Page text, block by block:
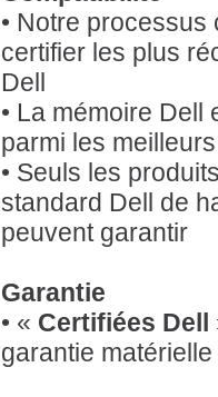
• Notre
certifier les plus
Dell
• La mémoire
parmi les
• Seuls les
standard Dell de
peuvent garantir
Garantie
• « Certifiées Dell
garantie